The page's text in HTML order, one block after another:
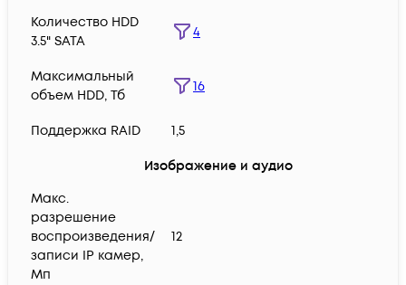
Количество HDD
3.5" SATA
4
Максимальный
объем HDD, Тб
16
Поддержка RAID 1,5
Изображение и аудио
Макс.
разрешение
воспроизведения/
записи IP камер,
Мп
12